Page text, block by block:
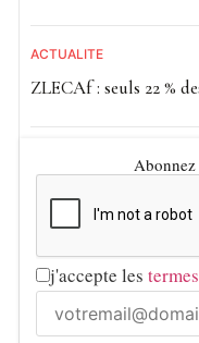
ACTUALITE
ZLECAf : seuls 22 %
Abonnez
j'accepte les